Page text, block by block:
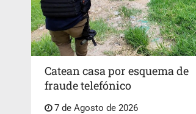
Catean casa por esquema de
fraude telefónico
7 de Agosto de 2026